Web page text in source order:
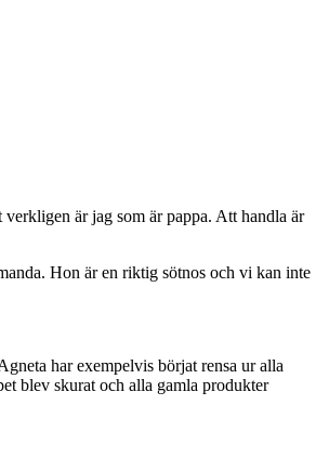
är jag som är pappa. Att handla är
Hon är en riktig sötnos och vi kan inte
har exempelvis börjat rensa ur alla
blev skurat och alla gamla produkter